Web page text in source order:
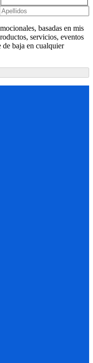
basadas en mis
servicios, eventos
baja en cualquier